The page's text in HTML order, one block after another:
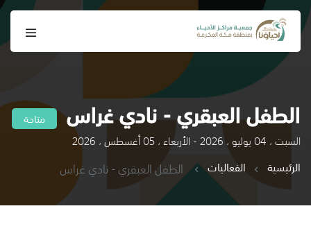
الطفل العبقري - نادي غراس متاحة
السبت ، 04 يوليو ، 2026 - الأربعاء ، 05 أغسطس ، 2026
الرئيسية
الفعاليات الطفل العبقري - نادي غراس